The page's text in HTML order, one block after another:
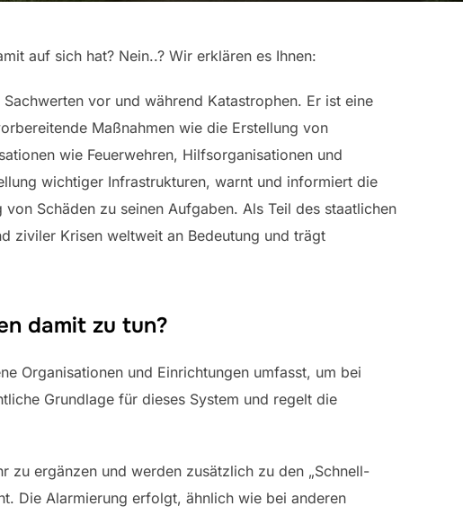
auf sich hat? Nein..? Wir erklären es Ihnen:
vor und während Katastrophen. Er ist eine
Maßnahmen wie die Erstellung von
wie Feuerwehren, Hilfsorganisationen und
wichtiger Infrastrukturen, warnt und informiert die
Schäden zu seinen Aufgaben. Als Teil des staatlichen
ziviler Krisen weltweit an Bedeutung und trägt
damit zu tun?
Organisationen und Einrichtungen umfasst, um bei
Grundlage für dieses System und regelt die
zu ergänzen und werden zusätzlich zu den „Schnell-
Die Alarmierung erfolgt, ähnlich wie bei anderen